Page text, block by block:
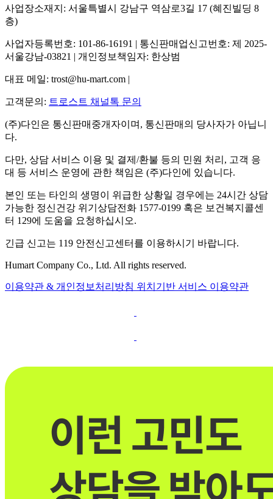
사업장소재지: 서울특별시 강남구 역삼로3길 17 (혜진빌딩 8
층)
사업자등록번호: 101-86-16191 | 통신판매업신고번호: 제 2025-
서울강남-03821 | 개인정보책임자: 한상범
대표 메일: trost@hu-mart.com |
고객문의: 트로스트 채널톡 문의
(주)다인은 통신판매중개자이며, 통신판매의 당사자가 아닙니
다.
다만, 상담 서비스 이용 및 결제/환불 등의 민원 처리, 고객 응
대 등 서비스 운영에 관한 책임은 (주)다인에 있습니다.
본인 또는 타인의 생명이 위급한 상황일 경우에는 24시간 상담
가능한 정신건강 위기상담전화 1577-0199 혹은 보건복지콜센
터 129에 도움을 요청하십시오.
긴급 신고는 119 안전신고센터를 이용하시기 바랍니다.
Humart Company Co., Ltd. All rights reserved.
이용약관 & 개인정보처리방침 위치기반 서비스 이용약관